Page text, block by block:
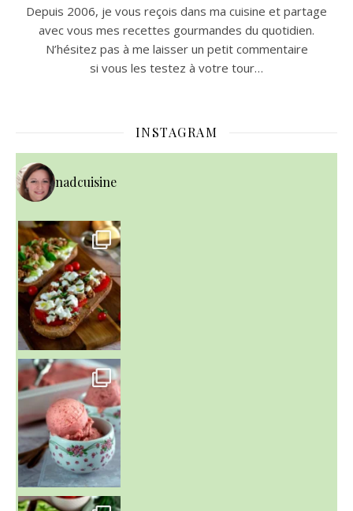
Depuis 2006, je vous reçois dans ma cuisine et partage
avec vous mes recettes gourmandes du quotidien.
N’hésitez pas à me laisser un petit commentaire
si vous les testez à votre tour…
INSTAGRAM
nadcuisine
~ NICE CREAM À LA FRAISE ~
Presque un mois que